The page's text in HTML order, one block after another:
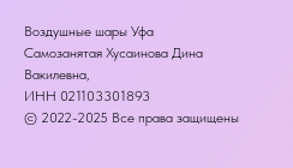
Воздушные шары Уфа
Самозанятая Хусаинова Дина
Вакилевна,
ИНН 021103301893
© 2022-2025 Все права защищены